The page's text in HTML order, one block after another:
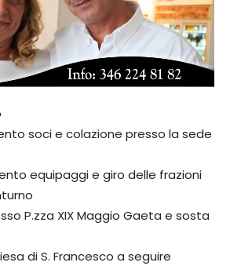
soci e colazione presso la sede
equipaggi e giro delle frazioni
P.zza XIX Maggio Gaeta e sosta
di S. Francesco a seguire